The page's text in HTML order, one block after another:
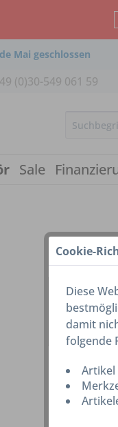
Mai geschlossen
(0)30-549 061 59
Sale
Cookie-
Diese
damit
folgende
Artikel